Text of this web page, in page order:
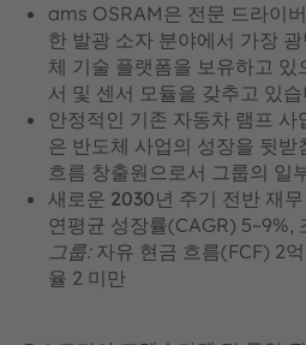
ams OSRAM은 전문 드라이
한 발광 소자 분야에서 가장
체 기술 플랫폼을 보유하고 있
서 및 센서 모듈을 갖추고 있
안정적인 기존 자동차 램프
은 반도체 사업의 성장을 뒷
흐름 창출원으로서 그룹의 일
새로운 2030년 주기 전반 재무
연평균 성장률(CAGR) 5~9%,
그룹:자유 현금 흐름(FCF) 2
율 2 미만